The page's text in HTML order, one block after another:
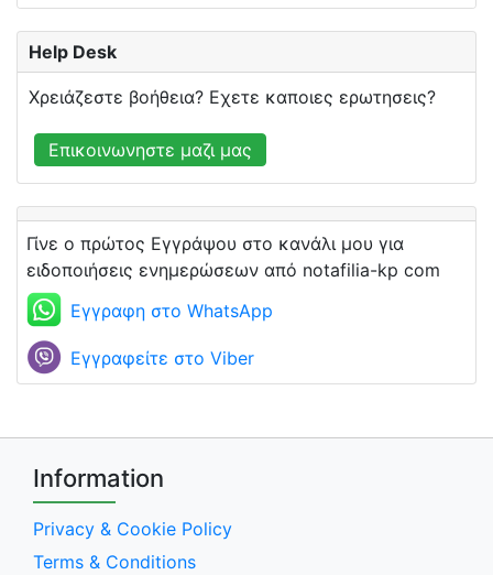
Help Desk
Χρειάζεστε βοήθεια? Εχετε καποιες ερωτησεις?
Επικοινωνηστε μαζι μας
Γίνε ο πρώτος Εγγράψου στο κανάλι μου για
ειδοποιήσεις ενημερώσεων από notafilia-kp com
Εγγραφη στο WhatsApp
Εγγραφείτε στο Viber
Information
Privacy & Cookie Policy
Terms & Conditions